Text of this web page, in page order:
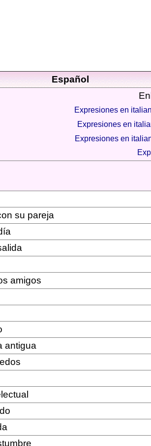
Español
Expresiones en
Expresiones en
Expresiones en
su pareja
amigos
antigua